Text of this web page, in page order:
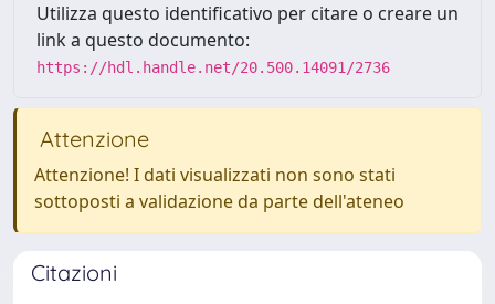
Utilizza questo identificativo per citare o creare un
link a questo documento:
https://hdl.handle.net/20.500.14091/2736
Attenzione
Attenzione! I dati visualizzati non sono stati
sottoposti a validazione da parte dell'ateneo
Citazioni